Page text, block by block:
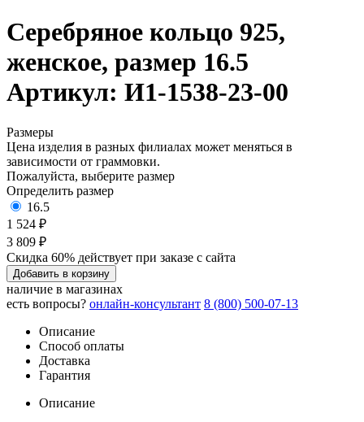
Серебряное кольцо 925,
женское, размер 16.5
Артикул: И1-1538-23-00
Размеры
Цена изделия в разных филиалах может меняться в
зависимости от граммовки.
Пожалуйста, выберите размер
Определить размер
16.5
1 524 ₽
3 809 ₽
Скидка 60% действует при заказе с сайта
Добавить в корзину
наличие в магазинах
есть вопросы? онлайн-консультант 8 (800) 500-07-13
Описание
Способ оплаты
Доставка
Гарантия
Описание